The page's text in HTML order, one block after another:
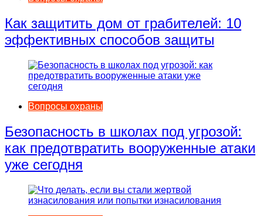
Как защитить дом от грабителей: 10
эффективных способов защиты
Вопросы охраны
Безопасность в школах под угрозой:
как предотвратить вооруженные атаки
уже сегодня